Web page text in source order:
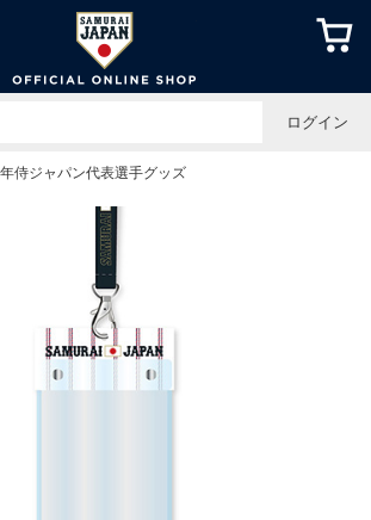
侍ジャパ
ログイン
侍ジャパン代表選手グッズ